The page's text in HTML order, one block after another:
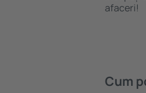
afaceri!
Cum